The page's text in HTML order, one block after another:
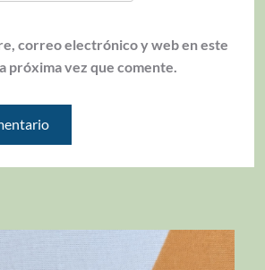
correo electrónico y web en este
próxima vez que comente.